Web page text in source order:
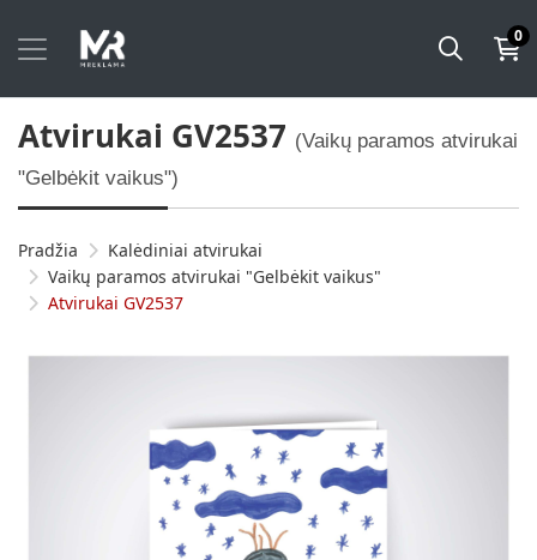
0
Atvirukai GV2537 (Vaikų paramos atvirukai
"Gelbėkit vaikus")
Pradžia
Kalėdiniai atvirukai
Vaikų paramos atvirukai "Gelbėkit vaikus"
Atvirukai GV2537